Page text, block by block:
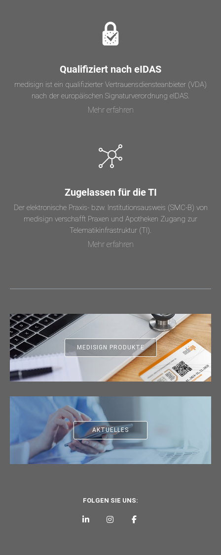
Qualifiziert nach eIDAS
medisign ist ein qualifizierter Vertrauensdiensteanbieter (VDA)
nach der europäischen Signaturverordnung eIDAS.
Mehr erfahren
Zugelassen für die TI
Der elektronische Praxis- bzw. Institutionsausweis (SMC-B) von
medisign verschafft Praxen und Apotheken Zugang zur
Telematikinfrastruktur (TI).
Mehr erfahren
MEDISIGN PRODUKTE
AKTUELLES
FOLGEN SIE UNS: